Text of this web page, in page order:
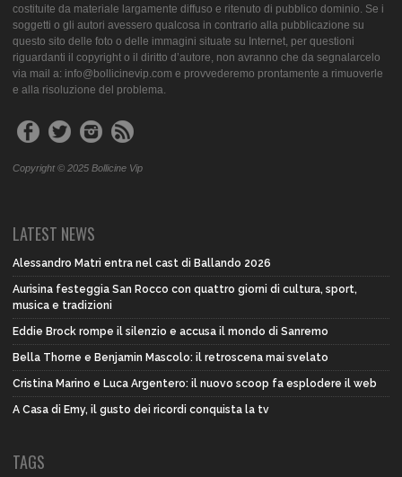
costituite da materiale largamente diffuso e ritenuto di pubblico dominio. Se i
soggetti o gli autori avessero qualcosa in contrario alla pubblicazione su
questo sito delle foto o delle immagini situate su Internet, per questioni
riguardanti il copyright o il diritto d’autore, non avranno che da segnalarcelo
via mail a: info@bollicinevip.com e provvederemo prontamente a rimuoverle
e alla risoluzione del problema.
Copyright © 2025 Bollicine Vip
LATEST NEWS
Alessandro Matri entra nel cast di Ballando 2026
Aurisina festeggia San Rocco con quattro giorni di cultura, sport,
musica e tradizioni
Eddie Brock rompe il silenzio e accusa il mondo di Sanremo
Bella Thorne e Benjamin Mascolo: il retroscena mai svelato
Cristina Marino e Luca Argentero: il nuovo scoop fa esplodere il web
A Casa di Emy, il gusto dei ricordi conquista la tv
TAGS